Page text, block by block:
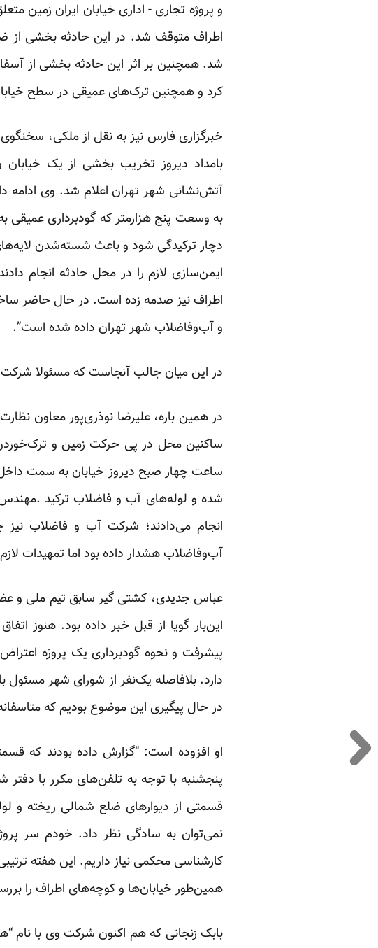
و پروژه تجاری - اداری خیابان ایران زمین
اطراف متوقف شد. در این حادثه بخشی از
کرد و همچنین ترک‌های عمیقی در سطح
آتش‌نشانی شهر تهران اعلام شد. وی
ایمن‌سازی لازم را در محل حادثه انجام
اطراف نیز صدمه زده است. در حال حاضر
و آب‌وفاضلاب شهر تهران داده شده است”.
در این میان جالب آنجاست که مسئولا شرکت
در همین باره، علیرضا نوذری‌پور معاون
ساکنین محل در پی حرکت زمین و ترک‌خوردن
ساعت چهار صبح دیروز خیابان به سمت
شده و لوله‌های آب و فاضلاب ترکید
انجام می‌دادند؛ شرکت آب و فاضلاب نیز
آب‌وفاضلاب هشدار داده بود اما تمهیدات
عباس جدیدی، کشتی گیر سابق تیم ملی و عضو
این‌بار گویا از قبل خبر داده بود. هنوز
پیشرفت و نحوه گودبرداری یک پروژه
دارد. بلافاصله یک‌نفر از شورای شهر مسئول
در حال پیگیری این موضوع بودیم که
او افزوده است: “گزارش داده بودند که
پنجشنبه با توجه به تلفن‌های مکرر با
قسمتی از دیوارهای ضلع شمالی ریخته و
نمی‌توان به سادگی نظر داد. خودم سر
کارشناسی محکمی نیاز داریم. این هفته
همین‌طور خیابان‌ها و کوچه‌های اطراف را
بابک زنجانی که هم اکنون شرکت وی با نام